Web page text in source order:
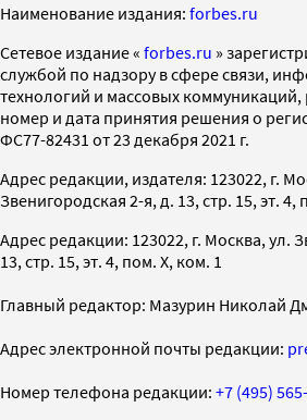
Наименование издания: forbes.ru
Cетевое издание « forbes.ru »
службой по надзору в сфере связи,
технологий и массовых
номер и дата принятия решения о
ФС77-82431 от 23 декабря 2021 г.
Адрес редакции, издателя: 123022, г.
Звенигородская 2-я, д. 13, стр. 15, эт. 4,
Адрес редакции: 123022, г. Москва, ул.
13, стр. 15, эт. 4, пом. X, ком. 1
Главный редактор: Мазурин Николай
Адрес электронной почты редакции:
Номер телефона редакции: +7 (495)